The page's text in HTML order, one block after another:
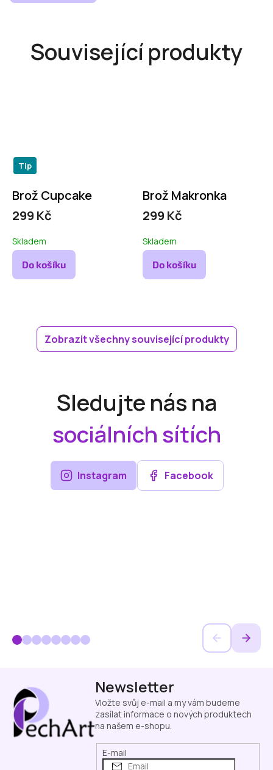
Související produkty
Tip
Brož Cupcake
299 Kč
Skladem
Do košíku
Brož Makronka
299 Kč
Skladem
Do košíku
Zobrazit všechny související produkty
Sledujte nás na
sociálních sítích
Instagram Facebook
Newsletter
Vložte svůj e-mail a my vám budeme
zasílat informace o nových produktech
na našem e-shopu.
E-mail